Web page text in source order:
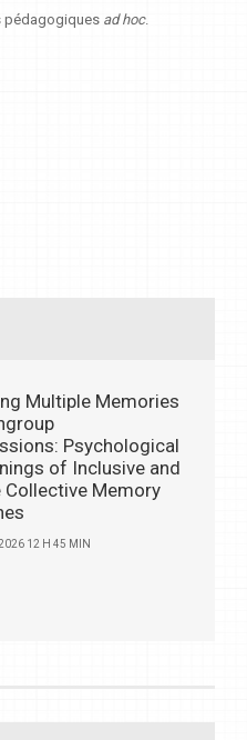
pédagogiques ad hoc.
Multiple Memories
Psychological
of Inclusive and
Collective Memory
12 H 45 MIN